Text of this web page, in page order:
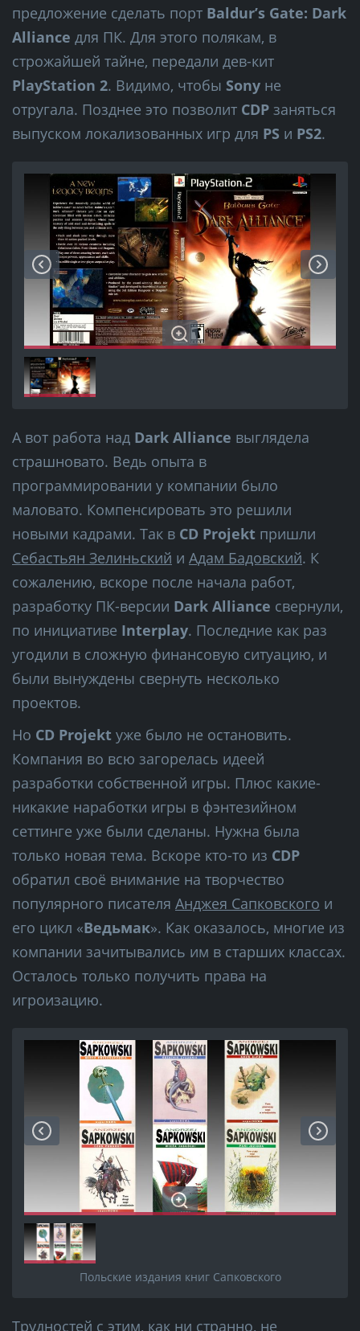
предложение сделать порт Baldur’s Gate: Dark
Alliance для ПК. Для этого полякам, в
строжайшей тайне, передали дев-кит
PlayStation 2. Видимо, чтобы Sony не
отругала. Позднее это позволит CDP заняться
выпуском локализованных игр для PS и PS2.
А вот работа над Dark Alliance выглядела
страшновато. Ведь опыта в
программировании у компании было
маловато. Компенсировать это решили
новыми кадрами. Так в CD Projekt пришли
Себастьян Зелиньский и Адам Бадовский. К
сожалению, вскоре после начала работ,
разработку ПК-версии Dark Alliance свернули,
по инициативе Interplay. Последние как раз
угодили в сложную финансовую ситуацию, и
были вынуждены свернуть несколько
проектов.
Но CD Projekt уже было не остановить.
Компания во всю загорелась идеей
разработки собственной игры. Плюс какие-
никакие наработки игры в фэнтезийном
сеттинге уже были сделаны. Нужна была
только новая тема. Вскоре кто-то из CDP
обратил своё внимание на творчество
популярного писателя Анджея Сапковского и
его цикл «Ведьмак». Как оказалось, многие из
компании зачитывались им в старших классах.
Осталось только получить права на
игроизацию.
Польские издания книг Сапковского
Трудностей с этим, как ни странно, не